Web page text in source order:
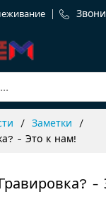
Заметки
- Это к нам!
-